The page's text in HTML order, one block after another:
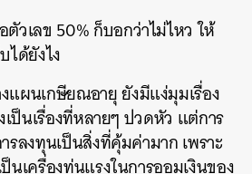
วเลข 50% ก็บอกว่าไม่ไหว ให้
ได้ยังไง
แผนเกษียณอายุ ยังมีแง่มุมเรื่อง
เป็นเรื่องที่หลายๆ ปวดหัว แต่การ
รลงทุนเป็นสิ่งที่คุ้มค่ามาก เพราะ
นเครื่องทุ่นแรงในการออมเงินของ